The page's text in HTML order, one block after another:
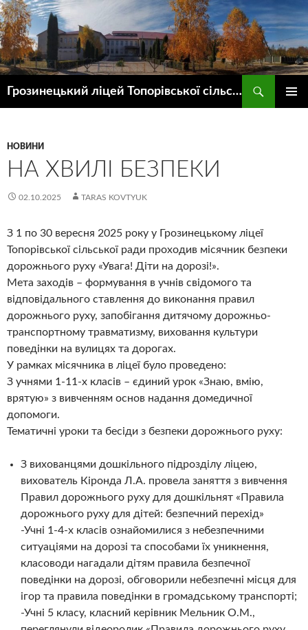
Грозинецький ліцей Топорівської сільської ради
НОВИНИ
НА ХВИЛІ БЕЗПЕКИ
02.10.2025 TARAS KOVTYUK
З 1 по 30 вересня 2025 року у Грозинецькому ліцеї
Топорівської сільської ради проходив місячник безпеки
дорожнього руху «Увага! Діти на дорозі!».
Мета заходів – формування в учнів свідомого та
відповідального ставлення до виконання правил
дорожнього руху, запобігання дитячому дорожньо-
транспортному травматизму, виховання культури
поведінки на вулицях та дорогах.
У рамках місячника в ліцеї було проведено:
З учнями 1-11-х класів – єдиний урок «Знаю, вмію,
врятую» з вивченням основ надання домедичної
допомоги.
Тематичні уроки та бесіди з безпеки дорожнього руху:
З вихованцями дошкільного підрозділу ліцею,
вихователь Кіронда Л.А. провела заняття з вивчення
Правил дорожнього руху для дошкільнят «Правила
дорожнього руху для дітей: безпечний перехід»
-Учні 1-4-х класів ознайомилися з небезпечними
ситуаціями на дорозі та способами їх уникнення,
класоводи нагадали дітям правила безпечної
поведінки на дорозі, обговорили небезпечні місця для
ігор та правила поведінки в громадському транспорті;
-Учні 5 класу, класний керівник Мельник О.М.,